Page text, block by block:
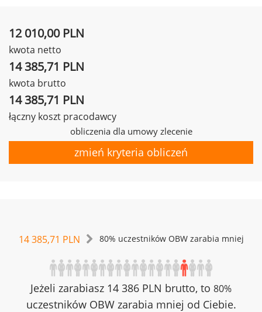
12 010,00 PLN
kwota netto
14 385,71 PLN
kwota brutto
14 385,71 PLN
łączny koszt pracodawcy
obliczenia dla umowy zlecenie
zmień kryteria obliczeń
14 385,71 PLN 80% uczestników OBW zarabia mniej
Jeżeli zarabiasz 14 386 PLN brutto, to 80%
uczestników OBW zarabia mniej od Ciebie.